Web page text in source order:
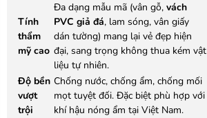
Tính
thẩm
mỹ cao
Đa dạng mẫu mã (vân gỗ, vách
PVC giả đá, lam sóng, vân giấy
dán tường) mang lại vẻ đẹp hiện
đại, sang trọng không thua kém vật
liệu tự nhiên.
Độ bền
vượt
trội
Chống nước, chống ẩm, chống mối
mọt tuyệt đối. Đặc biệt phù hợp với
khí hậu nóng ẩm tại Việt Nam.